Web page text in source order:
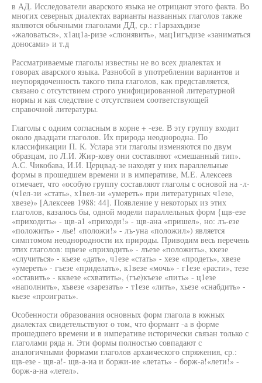
в АД. Исследователи аварского языка не отрицают этого факта. Во
многих северных диалектах варианты названных глаголов также
являются обычными глаголами ДД, ср.: г1арзахъдизе
«жаловаться», х1ац1а-ризе «слюнявить», мац1игъдизе «заниматься
доносами» и т.д
Рассматриваемые глаголы известны не во всех диалектах и
говорах аварского языка. Разнобой в употреблении вариантов и
неупорядоченность такого типа глаголов, как представляется,
связано с отсутствием строго унифицированной литературной
нормы и как следствие с отсутствием соответствующей
справочной литературы.
Глаголы с одним согласным в корне + -езе. В эту группу входит
около двадцати глаголов. Их природа неоднородна. По
классификации П. К. Услара эти глаголы изменяются по двум
образцам, по Л.И. Жир-кову они составляют «смешанный тип».
А.С. Чикобава, И.И. Церцвад-зе находят у них параллельные
формы в прошедшем времени и в императиве, М.Е. Алексеев
отмечает, что «особую группу составляют глаголы с основой на -л-
(ч1ел-зи «стать», х1вел-зи «умереть» при литературных ч1езе,
хвезе)» [Алексеев 1988: 44]. Появление у некоторых из этих
глаголов, казалось бы, одной модели параллельных форм {щв-езе
«приходить» - щв-а1 «приходи!» - щв-ана «пришел», но: лъ-езе
«положить» - лье! «положи!» - лъ-уна «положил») является
симптомом неоднородности их природы. Приводим весь перечень
этих глаголов: щвезе «приходить» - лъезе «положить», ккезе
«случиться» - кьезе «дать», ч1езе «стать» - хезе «продеть», хвезе
«умереть» - гъезе «приделать», к1везе «мочь» - г1езе «расти», тезе
«оставить» - кквезе «схватить», (гъе)къезе «пить» - ц1езе
«наполнить», хъвезе «зарезать» - т1езе «лить», хьезе «снабдить» -
кьезе «проиграть».
Особенности образования основных форм глагола в южных
диалектах свидетельствуют о том, что формант -а в форме
прошедшего времени и в императиве исторически связан только с
глаголами ряда н. Эти формы полностью совпадают с
аналогичными формами глаголов архаического спряжения, ср.:
щв-езе - щв-а!- щв-а-иа и боржи-ие «летать» - борж-а!«лети!» -
борж-а-на «летел».